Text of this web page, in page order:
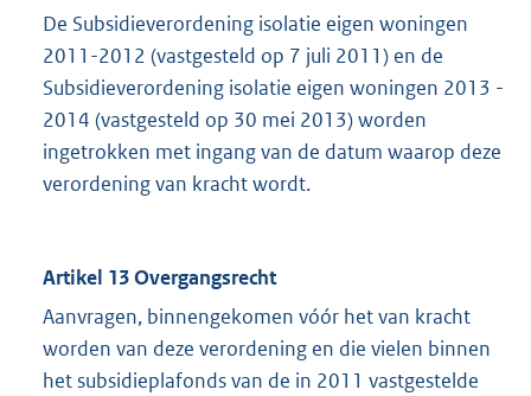
De Subsidieverordening isolatie eigen woningen
2011-2012 (vastgesteld op 7 juli 2011) en de
Subsidieverordening isolatie eigen woningen 2013 -
2014 (vastgesteld op 30 mei 2013) worden
ingetrokken met ingang van de datum waarop deze
verordening van kracht wordt.
Artikel 13 Overgangsrecht
Aanvragen, binnengekomen vóór het van kracht
worden van deze verordening en die vielen binnen
het subsidieplafonds van de in 2011 vastgestelde